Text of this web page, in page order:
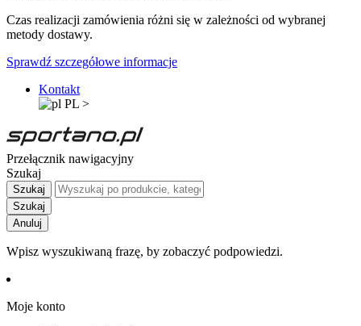
Czas realizacji zamówienia różni się w zależności od wybranej
metody dostawy.
Sprawdź szczegółowe informacje
Kontakt
PL >
Przełącznik nawigacyjny
Szukaj
Szukaj
Szukaj
Anuluj
Wpisz wyszukiwaną frazę, by zobaczyć podpowiedzi.
Moje konto